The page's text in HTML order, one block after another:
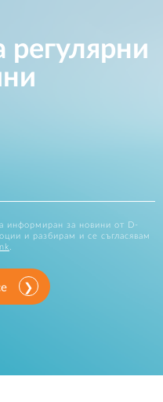
регулярни
информиран за новини от D-
и разбирам и се съгласявам